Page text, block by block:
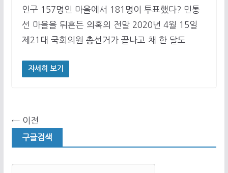
인구 157명인 마을에서 181명이 투표했다? 민통
선 마을을 뒤흔든 의혹의 전말 2020년 4월 15일
제21대 국회의원 총선거가 끝나고 채 한 달도
자세히 보기
← 이전
구글검색